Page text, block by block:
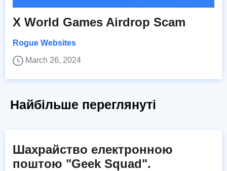
X World Games Airdrop Scam
Rogue Websites
March 26, 2024
Найбільше переглянуті
Шахрайство електронною
поштою "Geek Squad".